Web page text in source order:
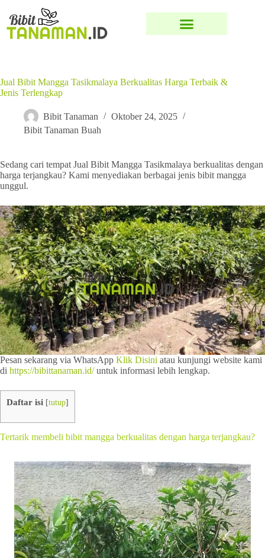
Jual Bibit Mangga Tasikmalaya Berkualitas Harga Terbaik &
Jenis Terlengkap
Bibit Tanaman
Oktober 24, 2025
Bibit Tanaman Buah
Sedang cari tempat Jual Bibit Mangga Tasikmalaya berkualitas dengan
harga terjangkau? Kami menyediakan berbagai jenis bibit mangga
unggul.
Pesan sekarang via WhatsApp Klik Disini atau kunjungi website kami
di https://bibittanaman.id/untuk informasi lebih lengkap.
Daftar isi [tutup]
Tertarik membeli bibit mangga berkualitas dengan harga terjangkau?